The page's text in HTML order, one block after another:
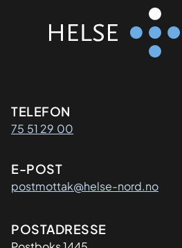
Kontaktinformasjon
TELEFON
75 51 29 00
E-POST
postmottak@helse-nord.no
Adresse
POSTADRESSE